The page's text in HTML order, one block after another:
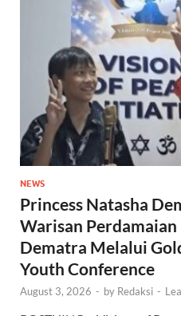
NEWS
Princess Natasha
Warisan
Dematra Melalui
Youth Conference
August 3, 2026 - by Redaksi -